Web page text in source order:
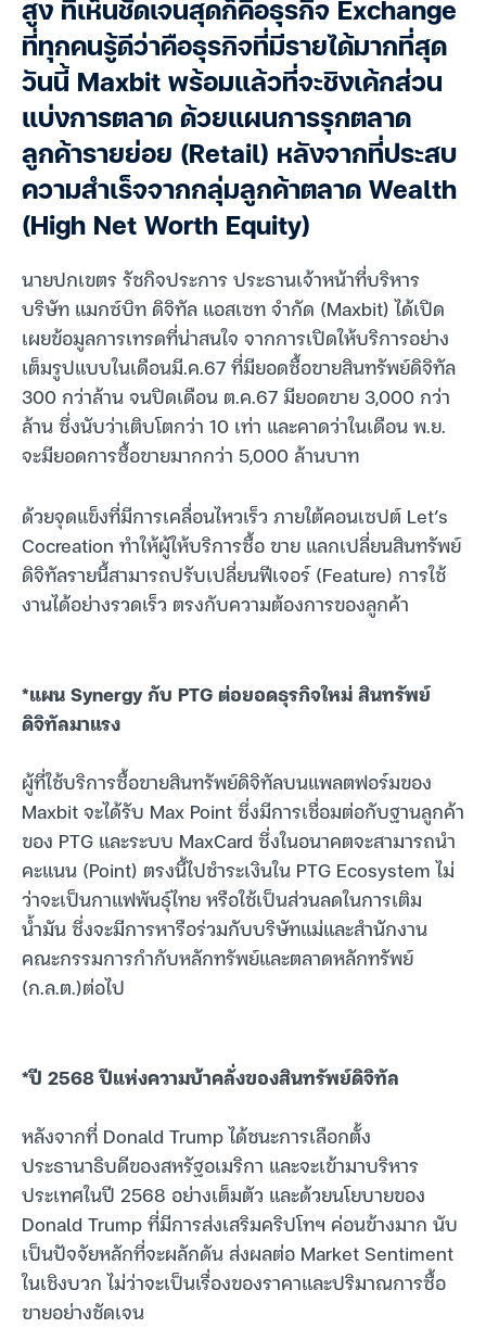
สูง ที่เห็นชัดเจนสุดก็คือธุรกิจ Exchange
ที่ทุกคนรู้ดีว่าคือธุรกิจที่มีรายได้มากที่สุด
วันนี้ Maxbit พร้อมแล้วที่จะชิงเค้กส่วน
แบ่งการตลาด ด้วยแผนการรุกตลาด
ลูกค้ารายย่อย (Retail) หลังจากที่ประสบ
ความสำเร็จจากกลุ่มลูกค้าตลาด Wealth
(High Net Worth Equity)
นายปกเขตร รัชกิจประการ ประธานเจ้าหน้าที่บริหาร
บริษัท แมกซ์บิท ดิจิทัล แอสเซท จำกัด (Maxbit) ได้เปิด
เผยข้อมูลการเทรดที่น่าสนใจ จากการเปิดให้บริการอย่าง
เต็มรูปแบบในเดือนมี.ค.67 ที่มียอดซื้อขายสินทรัพย์ดิจิทัล
300 กว่าล้าน จนปิดเดือน ต.ค.67 มียอดขาย 3,000 กว่า
ล้าน ซึ่งนับว่าเติบโตกว่า 10 เท่า และคาดว่าในเดือน พ.ย.
จะมียอดการซื้อขายมากกว่า 5,000 ล้านบาท
ด้วยจุดแข็งที่มีการเคลื่อนไหวเร็ว ภายใต้คอนเซปต์ Let’s
Cocreation ทำให้ผู้ให้บริการซื้อ ขาย แลกเปลี่ยนสินทรัพย์
ดิจิทัลรายนี้สามารถปรับเปลี่ยนฟีเจอร์ (Feature) การใช้
งานได้อย่างรวดเร็ว ตรงกับความต้องการของลูกค้า
*แผน Synergy กับ PTG ต่อยอดธุรกิจใหม่ สินทรัพย์
ดิจิทัลมาแรง
ผู้ที่ใช้บริการซื้อขายสินทรัพย์ดิจิทัลบนแพลตฟอร์มของ
Maxbit จะได้รับ Max Point ซึ่งมีการเชื่อมต่อกับฐานลูกค้า
ของ PTG และระบบ MaxCard ซึ่งในอนาคตจะสามารถนำ
คะแนน (Point) ตรงนี้ไปชำระเงินใน PTG Ecosystem ไม่
ว่าจะเป็นกาแฟพันธุ์ไทย หรือใช้เป็นส่วนลดในการเติม
น้ำมัน ซึ่งจะมีการหารือร่วมกับบริษัทแม่และสำนักงาน
คณะกรรมการกำกับหลักทรัพย์และตลาดหลักทรัพย์
(ก.ล.ต.)ต่อไป
*ปี 2568 ปีแห่งความบ้าคลั่งของสินทรัพย์ดิจิทัล
หลังจากที่ Donald Trump ได้ชนะการเลือกตั้ง
ประธานาธิบดีของสหรัฐอเมริกา และจะเข้ามาบริหาร
ประเทศในปี 2568 อย่างเต็มตัว และด้วยนโยบายของ
Donald Trump ที่มีการส่งเสริมคริปโทฯ ค่อนข้างมาก นับ
เป็นปัจจัยหลักที่จะผลักดัน ส่งผลต่อ Market Sentiment
ในเชิงบวก ไม่ว่าจะเป็นเรื่องของราคาและปริมาณการซื้อ
ขายอย่างชัดเจน